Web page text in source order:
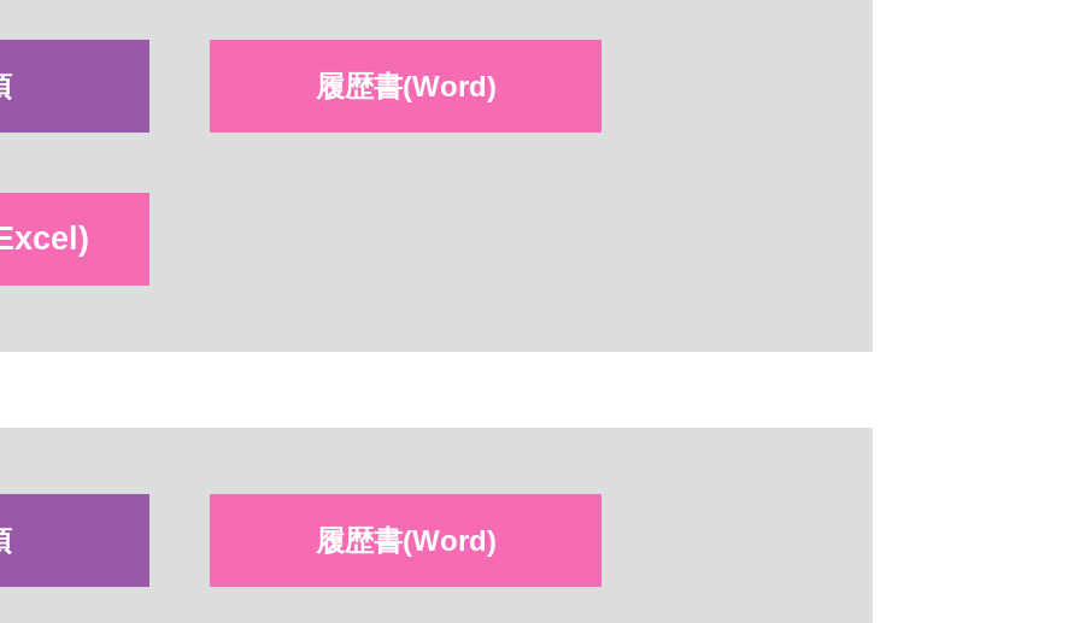
履歴書(Word)
履歴書(Word)